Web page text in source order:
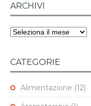
ARCHIVI
Archivi
CATEGORIE
Alimentazione (12)